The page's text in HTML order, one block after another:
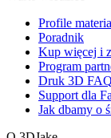
Profile
Poradnik
Kup więcej i
Program
Druk 3D FAQ
Support dla
Jak dbamy o